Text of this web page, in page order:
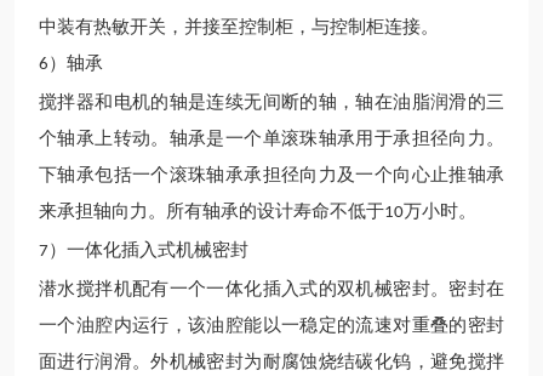
中装有热敏开关，并接至控制柜，与控制柜连接。
6 ）轴承
搅拌器和电机的轴是连续无间断的轴，轴在油脂润滑的三
个轴承上转动。轴承是一个单滚珠轴承用于承担径向力。
下轴承包括一个滚珠轴承承担径向力及一个向心止推轴承
来承担轴向力。所有轴承的设计寿命不低于10万小时。
7 ）一体化插入式机械密封
潜水搅拌机配有一个一体化插入式的双机械密封。密封在
一个油腔内运行，该油腔能以一稳定的流速对重叠的密封
面进行润滑。外机械密封为耐腐蚀烧结碳化钨，避免搅拌